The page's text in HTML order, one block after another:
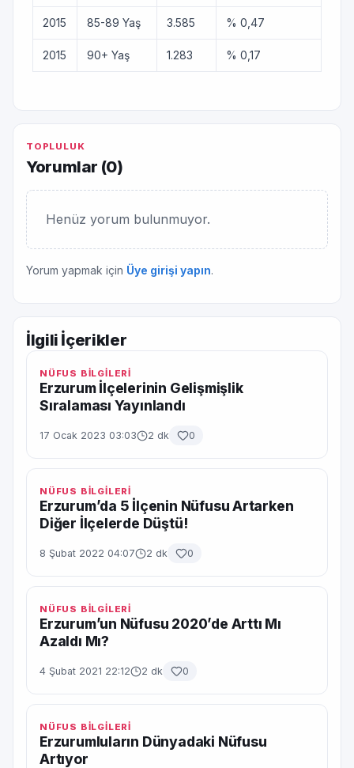
2015 85-89 Yaş 3.585 % 0,47
2015 90+ Yaş 1.283 % 0,17
TOPLULUK
Yorumlar (0)
Henüz yorum bulunmuyor.
Yorum yapmak için Üye girişi yapın.
İlgili İçerikler
NÜFUS BİLGİLERİ
Erzurum İlçelerinin Gelişmişlik
Sıralaması Yayınlandı
17 Ocak 2023 03:03 2 dk 0
NÜFUS BİLGİLERİ
Erzurum’da 5 İlçenin Nüfusu Artarken
Diğer İlçelerde Düştü!
8 Şubat 2022 04:07 2 dk 0
NÜFUS BİLGİLERİ
Erzurum’un Nüfusu 2020’de Arttı Mı
Azaldı Mı?
4 Şubat 2021 22:12 2 dk 0
NÜFUS BİLGİLERİ
Erzurumluların Dünyadaki Nüfusu
Artıyor